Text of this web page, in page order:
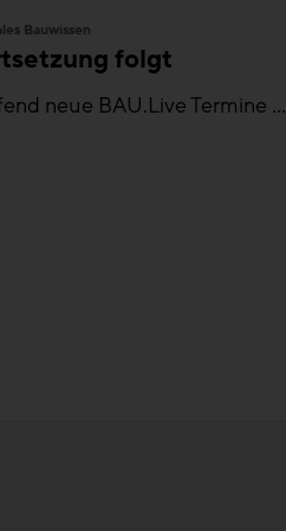
Bauwissen
folgt
neue BAU.Live Termine ...